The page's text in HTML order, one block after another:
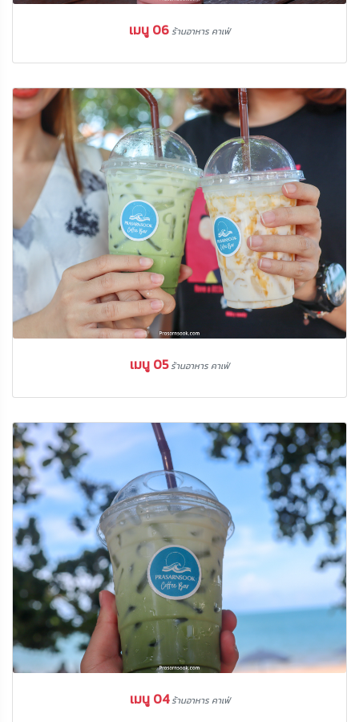
เมนู 06ร้านอาหาร คาเฟ่
เมนู 05ร้านอาหาร คาเฟ่
เมนู 04 ร้านอาหาร คาเฟ่